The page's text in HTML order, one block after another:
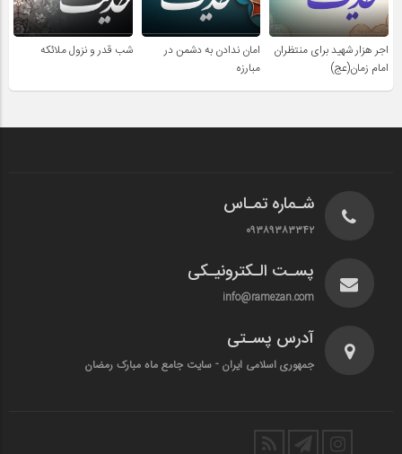
اجر هزار شهید برای منتظران
امام زمان(عج)
امان ندادن به دشمن در
مبارزه
شب قدر و نزول ملائکه
شـماره تمـاس
۰۹۳۸۹۳۸۳۳۴۲
پسـت الـکترونیـکی
info@ramezan.com
آدرس پسـتی
جمهوری اسلامی ایران - سایت جامع ماه مبارک رمضان